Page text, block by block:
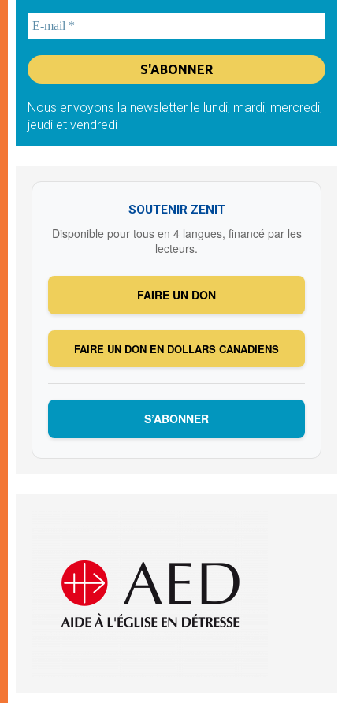
Nous envoyons la newsletter le lundi, mardi, mercredi,
jeudi et vendredi
SOUTENIR ZENIT
Disponible pour tous en 4 langues, financé par les
lecteurs.
FAIRE UN DON
FAIRE UN DON EN DOLLARS CANADIENS
S’ABONNER